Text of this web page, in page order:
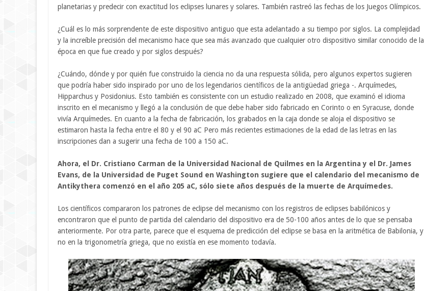
planetarias y predecir con exactitud los eclipses lunares y solares. También rastreó las fechas de los Juegos Olímpicos.
¿Cuál es lo más sorprendente de este dispositivo antiguo que esta adelantado a su tiempo por siglos. La complejidad
y la increíble precisión del mecanismo hace que sea más avanzado que cualquier otro dispositivo similar conocido de la
época en que fue creado y por siglos después?
¿Cuándo, dónde y por quién fue construido la ciencia no da una respuesta sólida, pero algunos expertos sugieren
que podría haber sido inspirado por uno de los legendarios científicos de la antigüedad griega -. Arquímedes,
Hipparchus y Posidonius. Esto también es consistente con un estudio realizado en 2008, que examinó el idioma
inscrito en el mecanismo y llegó a la conclusión de que debe haber sido fabricado en Corinto o en Syracuse, donde
vivía Arquímedes. En cuanto a la fecha de fabricación, los grabados en la caja donde se aloja el dispositivo se
estimaron hasta la fecha entre el 80 y el 90 aC Pero más recientes estimaciones de la edad de las letras en las
inscripciones dan a sugerir una fecha de 100 a 150 aC.
Ahora, el Dr. Cristiano Carman de la Universidad Nacional de Quilmes en la Argentina y el Dr. James
Evans, de la Universidad de Puget Sound en Washington sugiere que el calendario del mecanismo de
Antikythera comenzó en el año 205 aC, sólo siete años después de la muerte de Arquímedes.
Los científicos compararon los patrones de eclipse del mecanismo con los registros de eclipses babilónicos y
encontraron que el punto de partida del calendario del dispositivo era de 50-100 años antes de lo que se pensaba
anteriormente. Por otra parte, parece que el esquema de predicción del eclipse se basa en la aritmética de Babilonia, y
no en la trigonometría griega, que no existía en ese momento todavía.